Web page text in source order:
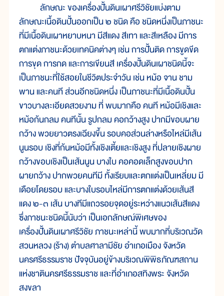
ลักษณะ ของเครื่องปั้นดินเผาศรีวิชัยแบ่งตาม
ลักษณะเนื้อดินปั้นออกเป็น ๒ ชนิด คือ ชนิดหนึ่งเป็นภาชนะ
ที่มีเนื้อดินเผาหยาบหนา มีสีแดง สีเทา และสีเหลือง มีการ
ตกแต่งภาชนะด้วยเทคนิคต่างๆ เช่น การปั้นติด การขูดขีด
การขุด การกด และการเขียนสี เครื่องปั้นดินเผาชนิดนี้จะ
เป็นภาชนะที่ใช้สอยในชีวิตประจำวัน เช่น หม้อ จาน ชาม
พาน และคนที ส่วนอีกชนิดหนึ่ง เป็นภาชนะที่มีเนื้อดินปั้น
ขาวบางละเอียดสวยงาม ที่ พบมากคือ คนที หม้อมีเชิงและ
หม้อก้นกลม คนทีนั้น รูปกลม คอกว้างสูง ปากมีขอบผาย
กว้าง พวยยาวตรงเฉียงขึ้น รอบคอส่วนล่างหรือไหล่มีเส้น
นูนรอบ เชิงที่ก้นหม้อมีทั้งเชิงเตี้ยและเชิงสูง ที่ปลายเชิงผาย
กว้างขอบเชิงเป็นเส้นนูน บางใบ คอคอดเล็กสูงขอบปาก
ผายกว้าง ปากพวยคนทีมี ทั้งเรียบและตกแต่งเป็นเหลี่ยม มี
เดือยโดยรอบ และบางใบรอบไหล่มีการตกแต่งด้วยเส้นสี
แดง ๒-๓ เส้น บางทีมีแถวรอยจุดอยู่ระหว่างแนวเส้นสีแดง
ซึ่งภาชนะชนิดนี้นับว่า เป็นเอกลักษณ์พิเศษของ
เครื่องปั้นดินเผาศรีวิชัย ภาชนะเหล่านี้ พบมากที่บริเวณวัด
สวนหลวง (ร้าง) ตำบลศาลามีชัย อำเภอเมือง จังหวัด
นครศรีธรรมราช ปัจจุบันอยู่ข้างบริเวณพิพิธภัณฑสถาน
แห่งชาตินครศรีธรรมราช และที่อำเภอสทิงพระ จังหวัด
สงขลา